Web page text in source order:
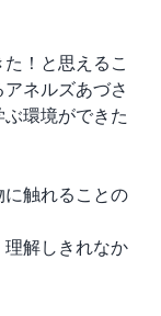
！と思えるこ
ネルズあづさ
環境ができた
触れることの
解しきれなか